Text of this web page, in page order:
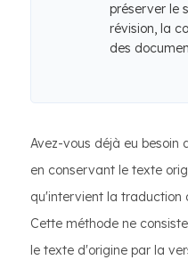
préserver le
révision, la
des
Avez-vous déjà eu
en conservant le texte
qu'intervient la traduction
Cette méthode ne
le texte d'origine par la